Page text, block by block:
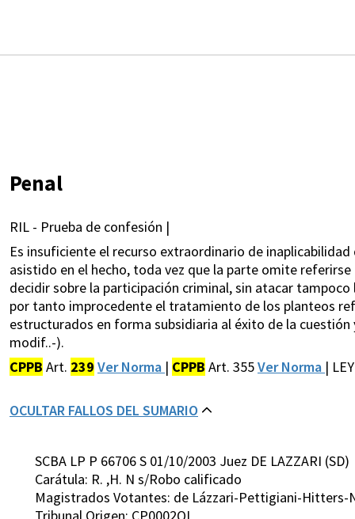
Penal
RIL - Prueba de confesión |
Es insuficiente el recurso extraordinario de
asistido en el hecho, toda vez que la parte omite
decidir sobre la participación criminal, sin atacar
por tanto improcedente el tratamiento de los planteos
estructurados en forma subsidiaria al éxito de la cuestión
modif..-).
CPPB Art. 239 Ver Norma | CPPB Art. 355Ver Norma |
OCULTAR FALLOS DEL SUMARIO
SCBA LP P 66706 S 01/10/2003 Juez DE LAZZARI (SD)
Carátula: R. ,H. N s/Robo calificado
Magistrados Votantes: de Lázzari-Pettigiani-Hitters-